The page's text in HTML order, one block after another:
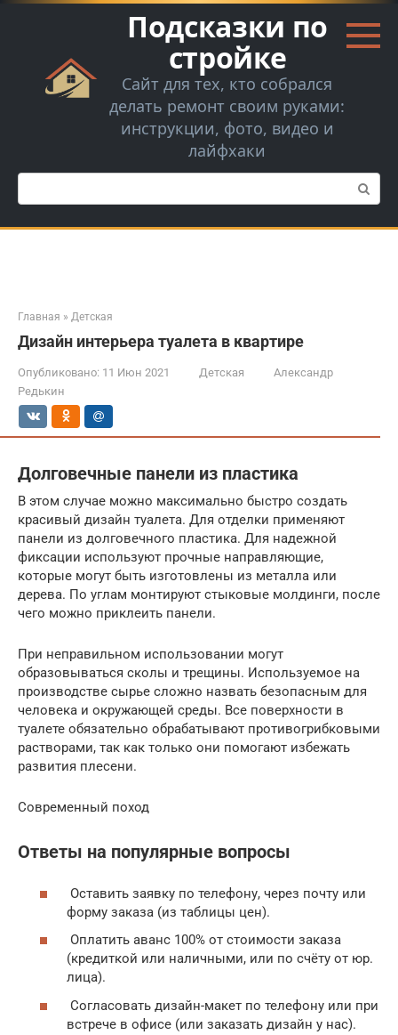
Перейти
Подсказки по
стройке
Сайт для тех, кто собрался
делать ремонт своим руками:
инструкции, фото, видео и
лайфхаки
Поиск:
Главная » Детская
Дизайн интерьера туалета в квартире
Опубликовано: 11 Июн 2021 Детская
Александр
Редькин
Долговечные панели из пластика
В этом случае можно максимально быстро создать
красивый дизайн туалета. Для отделки применяют
панели из долговечного пластика. Для надежной
фиксации используют прочные направляющие,
которые могут быть изготовлены из металла или
дерева. По углам монтируют стыковые молдинги, после
чего можно приклеить панели.
При неправильном использовании могут
образовываться сколы и трещины. Используемое на
производстве сырье сложно назвать безопасным для
человека и окружающей среды. Все поверхности в
туалете обязательно обрабатывают противогрибковыми
растворами, так как только они помогают избежать
развития плесени.
Современный поход
Ответы на популярные вопросы
Оставить заявку по телефону, через почту или
форму заказа (из таблицы цен).
Оплатить аванс 100% от стоимости заказа
(кредиткой или наличными, или по счёту от юр.
лица).
Согласовать дизайн-макет по телефону или при
встрече в офисе (или заказать дизайн у нас).